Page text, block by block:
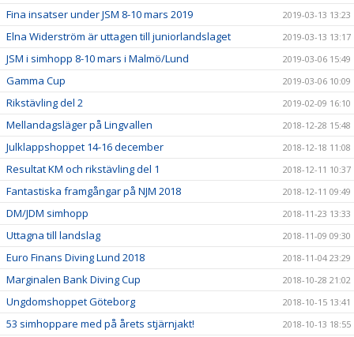
Fina insatser under JSM 8-10 mars 2019 2019-03-13 13:23
Elna Widerström är uttagen till juniorlandslaget 2019-03-13 13:17
JSM i simhopp 8-10 mars i Malmö/Lund 2019-03-06 15:49
Gamma Cup 2019-03-06 10:09
Rikstävling del 2 2019-02-09 16:10
Mellandagsläger på Lingvallen 2018-12-28 15:48
Julklappshoppet 14-16 december 2018-12-18 11:08
Resultat KM och rikstävling del 1 2018-12-11 10:37
Fantastiska framgångar på NJM 2018 2018-12-11 09:49
DM/JDM simhopp 2018-11-23 13:33
Uttagna till landslag 2018-11-09 09:30
Euro Finans Diving Lund 2018 2018-11-04 23:29
Marginalen Bank Diving Cup 2018-10-28 21:02
Ungdomshoppet Göteborg 2018-10-15 13:41
53 simhoppare med på årets stjärnjakt! 2018-10-13 18:55